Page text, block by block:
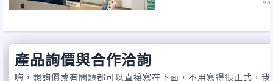
產品詢價與合作洽詢
嗨，想詢價或有問題都可以直接寫在下面，不用寫得很正式，